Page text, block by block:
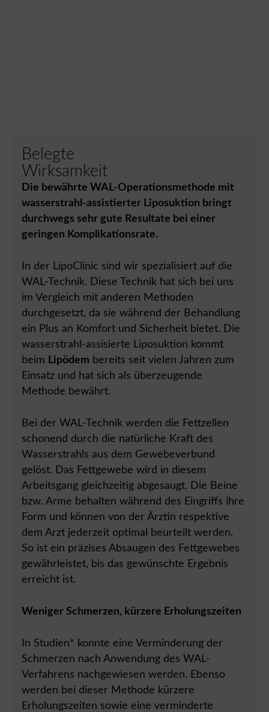
Belegte
Wirksamkeit
Die bewährte WAL-Operationsmethode mit
wasserstrahl-assistierter Liposuktion bringt
durchwegs sehr gute Resultate bei einer
geringen Komplikationsrate.
In der LipoClinic sind wir spezialisiert auf die
WAL-Technik. Diese Technik hat sich bei uns
im Vergleich mit anderen Methoden
durchgesetzt, da sie während der Behandlung
ein Plus an Komfort und Sicherheit bietet. Die
wasserstrahl-assisierte Liposuktion kommt
beim Lipödem bereits seit vielen Jahren zum
Einsatz und hat sich als überzeugende
Methode bewährt.
Bei der WAL-Technik werden die Fettzellen
schonend durch die natürliche Kraft des
Wasserstrahls aus dem Gewebeverbund
gelöst. Das Fettgewebe wird in diesem
Arbeitsgang gleichzeitig abgesaugt. Die Beine
bzw. Arme behalten während des Eingriffs ihre
Form und können von der Ärztin respektive
dem Arzt jederzeit optimal beurteilt werden.
So ist ein präzises Absaugen des Fettgewebes
gewährleistet, bis das gewünschte Ergebnis
erreicht ist.
Weniger Schmerzen, kürzere Erholungszeiten
In Studien* konnte eine Verminderung der
Schmerzen nach Anwendung des WAL-
Verfahrens nachgewiesen werden. Ebenso
werden bei dieser Methode kürzere
Erholungszeiten sowie eine verminderte